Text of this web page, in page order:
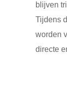
blijven
Tijdens
worden
directe